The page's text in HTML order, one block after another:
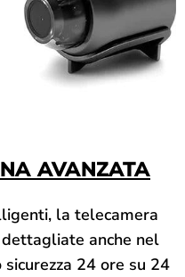
AVANZATA
la telecamera
anche nel
24 ore su 24